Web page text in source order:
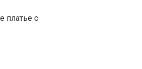
платье с